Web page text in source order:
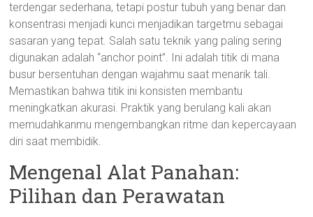
terdengar sederhana, tetapi postur tubuh yang benar dan
konsentrasi menjadi kunci menjadikan targetmu sebagai
sasaran yang tepat. Salah satu teknik yang paling sering
digunakan adalah “anchor point”. Ini adalah titik di mana
busur bersentuhan dengan wajahmu saat menarik tali.
Memastikan bahwa titik ini konsisten membantu
meningkatkan akurasi. Praktik yang berulang kali akan
memudahkanmu mengembangkan ritme dan kepercayaan
diri saat membidik.
Mengenal Alat Panahan:
Pilihan dan Perawatan